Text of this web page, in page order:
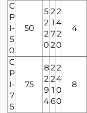
C
P
I-
5
0
50
5
2
2
0
2
1
7
2
2
4
2
0
4
C
P
I-
7
5
75
8
2
9
4
2
2
1
6
2
4
0
0
8